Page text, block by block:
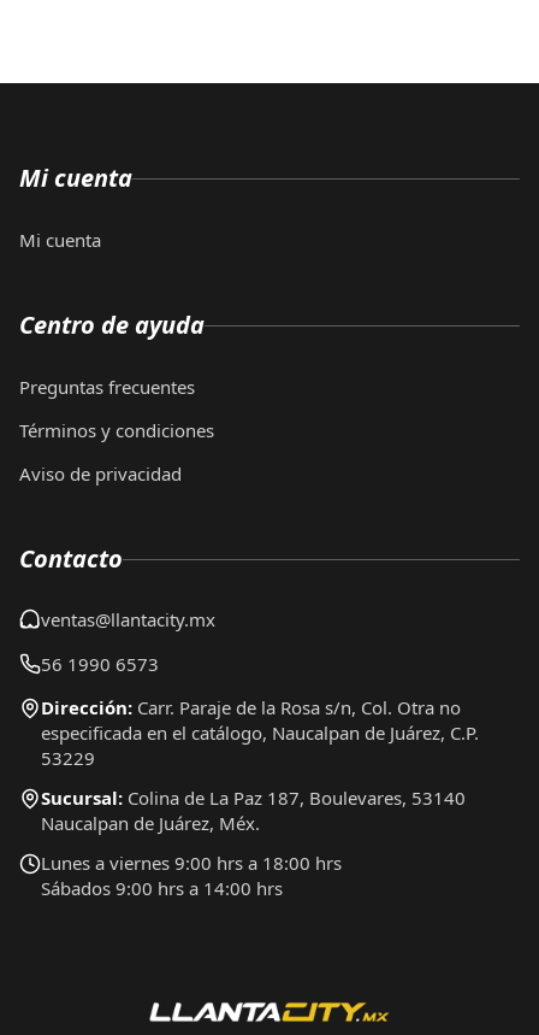
Mi cuenta
Mi cuenta
Centro de ayuda
Preguntas frecuentes
Términos y condiciones
Aviso de privacidad
Contacto
ventas@llantacity.mx
56 1990 6573
Dirección: Carr. Paraje de la Rosa s/n, Col. Otra no
especificada en el catálogo, Naucalpan de Juárez, C.P.
53229
Sucursal: Colina de La Paz 187, Boulevares, 53140
Naucalpan de Juárez, Méx.
Lunes a viernes 9:00 hrs a 18:00 hrs
Sábados 9:00 hrs a 14:00 hrs